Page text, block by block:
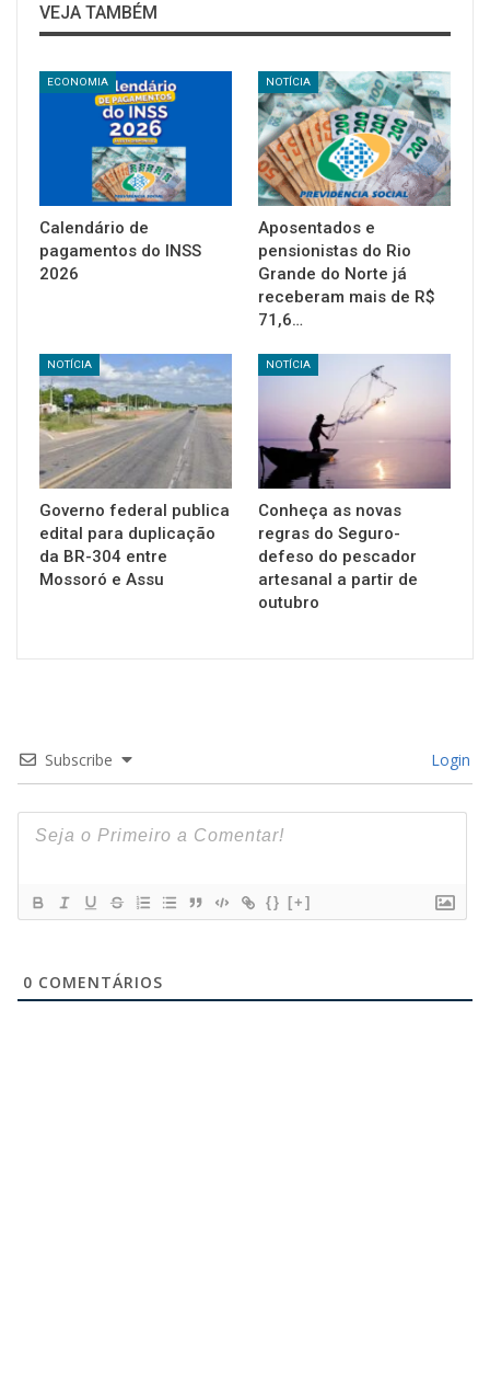
VEJA TAMBÉM
ECONOMIA
Calendário de
pagamentos do INSS
2026
NOTÍCIA
Aposentados e
pensionistas do Rio
Grande do Norte já
receberam mais de R$
71,6…
NOTÍCIA
Governo federal publica
edital para duplicação
da BR-304 entre
Mossoró e Assu
NOTÍCIA
Conheça as novas
regras do Seguro-
defeso do pescador
artesanal a partir de
outubro
Subscribe Login
{} [+]
0 COMENTÁRIOS